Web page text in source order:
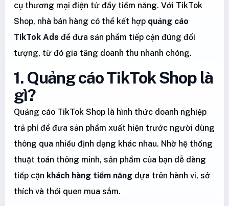
cụ thương mại điện tử đầy tiềm năng. Với TikTok
Shop, nhà bán hàng có thể kết hợp quảng cáo
TikTok Ads để đưa sản phẩm tiếp cận đúng đối
tượng, từ đó gia tăng doanh thu nhanh chóng.
1. Quảng cáo TikTok Shop là
gì?
Quảng cáo TikTok Shop là hình thức doanh nghiệp
trả phí để đưa sản phẩm xuất hiện trước người dùng
thông qua nhiều định dạng khác nhau. Nhờ hệ thống
thuật toán thông minh, sản phẩm của bạn dễ dàng
tiếp cận khách hàng tiềm năng dựa trên hành vi, sở
thích và thói quen mua sắm.